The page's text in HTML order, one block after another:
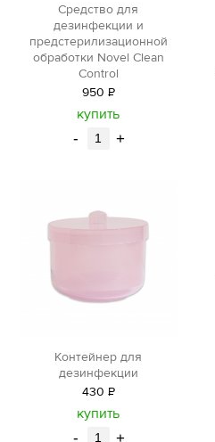
Средство для
дезинфекции и
предстерилизационной
обработки Novel Clean
Control
950 Р
уб.
купить
- +
Контейнер для
дезинфекции
430 Р
уб.
купить
- +